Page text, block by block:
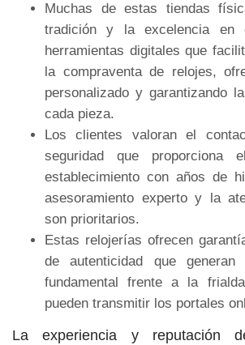
Muchas de estas tiendas
tradición y la excelencia en
herramientas digitales que
la compraventa de relojes,
personalizado y garantizando
cada pieza.
Los clientes valoran el
seguridad que
establecimiento con años de
asesoramiento experto y la
son prioritarios.
Estas relojerías ofrecen
de autenticidad que generan
fundamental frente a la
pueden transmitir los portales
La experiencia y reputación